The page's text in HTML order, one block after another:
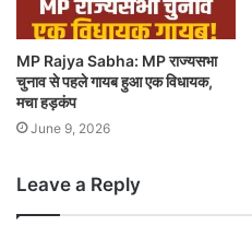
MP Rajya Sabha: MP राज्यसभा
चुनाव से पहले गायब हुआ एक विधायक,
मचा हड़कंप
June 9, 2026
Leave a Reply